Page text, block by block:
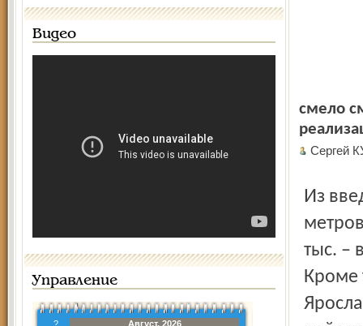
Видео
Управление
?
Август, 2026
смело
Сергей
Из введенного по области жилья 65,2 тыс. квадратных
тыс. –
Кроме